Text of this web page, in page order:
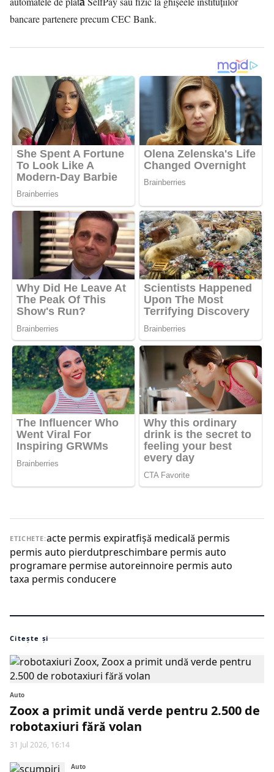
bancare partenere precum CEC Bank.
ETICHETE:acte permis expiratfișă medicală permis
permis auto pierdutpreschimbare permis auto
programare permise autoreinnoire permis auto
taxa permis conducere
Citește și
Auto
Zoox a primit undă verde pentru 2.500 de
robotaxiuri fără volan
31 Jul 2026, 16:14
Auto